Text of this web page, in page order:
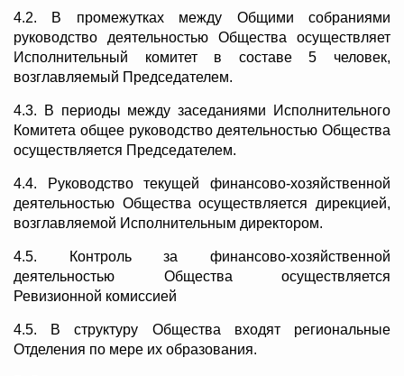
4.2. В промежутках между Общими собраниями
руководство деятельностью Общества осуществляет
Исполнительный комитет в составе 5 человек,
возглавляемый Председателем.
4.3. В периоды между заседаниями Исполнительного
Комитета общее руководство деятельностью Общества
осуществляется Председателем.
4.4. Руководство текущей финансово-хозяйственной
деятельностью Общества осуществляется дирекцией,
возглавляемой Исполнительным директором.
4.5. Контроль за финансово-хозяйственной
деятельностью Общества осуществляется
Ревизионной комиссией
4.5. В структуру Общества входят региональные
Отделения по мере их образования.